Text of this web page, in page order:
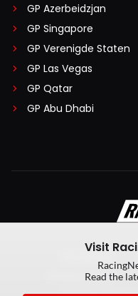
GP Azerbeidzjan
GP Singapore
GP Verenigde Staten
GP Las Vegas
GP Qatar
GP Abu Dhabi
Privacy Policy
Visit
Read the